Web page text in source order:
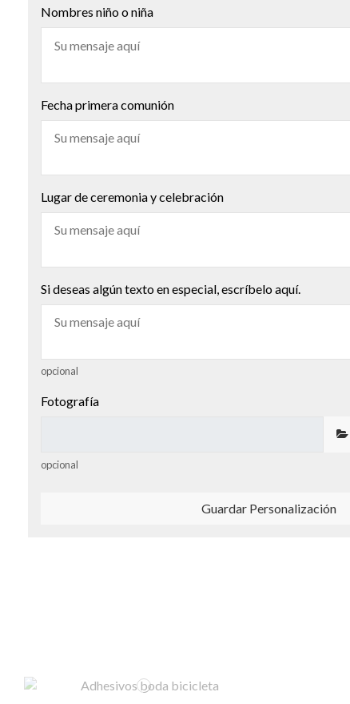
Nombres niño o niña
Fecha primera comunión
Lugar de ceremonia y celebración
Si deseas algún texto en especial, escríbelo aquí.
opcional
Fotografía
opcional
Guardar Personalización